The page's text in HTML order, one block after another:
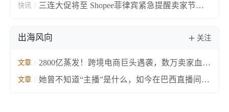
快讯
三连大促将至 Shopee菲律宾紧急提醒卖家节前
出海风向 关注
文章
2800亿蒸发！跨境电商巨头遇袭，数万卖家血本
无归
文章
她曾不知道“主播”是什么，如今在巴西直播间卖